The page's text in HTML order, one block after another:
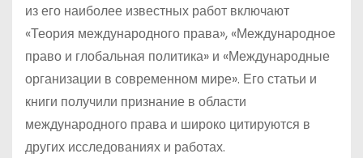
из его наиболее известных работ включают
«Теория международного права», «Международное
право и глобальная политика» и «Международные
организации в современном мире». Его статьи и
книги получили признание в области
международного права и широко цитируются в
других исследованиях и работах.